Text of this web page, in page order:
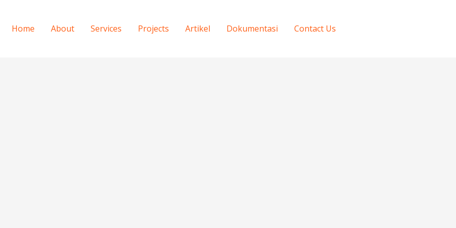
Home About Services Projects Artikel Dokumentasi Contact Us